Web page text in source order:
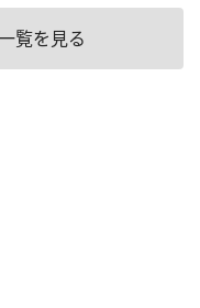
覧を見る